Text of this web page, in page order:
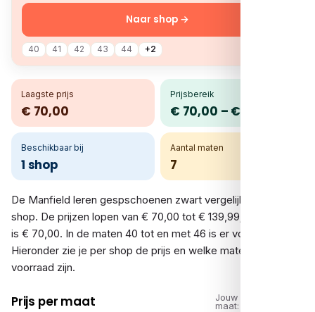
40 41 42 43 44 +2
Naar shop →
Laagste prijs
€ 70,00
Prijsbereik
€ 70,00 – € 139,99
Beschikbaar bij
1 shop
Aantal maten
7
De Manfield leren gespschoenen zwart vergelijk je bij 1
shop. De prijzen lopen van € 70,00 tot € 139,99; de laagste
is € 70,00. In de maten 40 tot en met 46 is er voorraad.
Hieronder zie je per shop de prijs en welke maten op
voorraad zijn.
Prijs per maat
Jouw
maat: